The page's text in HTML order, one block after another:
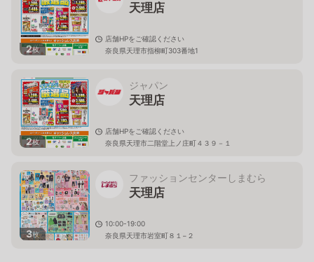
2枚
天理店
店舗HPをご確認ください
奈良県天理市指柳町303番地1
2枚
ジャパン
天理店
店舗HPをご確認ください
奈良県天理市二階堂上ノ庄町４３９－１
3枚
ファッションセンターしまむら
天理店
10:00-19:00
奈良県天理市岩室町８１−２